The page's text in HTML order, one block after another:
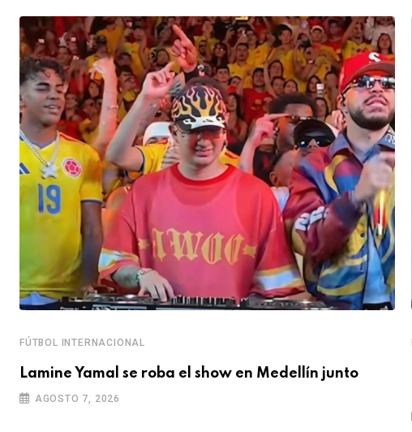
FÚTBOL INTERNACIONAL
Lamine Yamal se roba el show en Medellín junto
AGOSTO 7, 2026